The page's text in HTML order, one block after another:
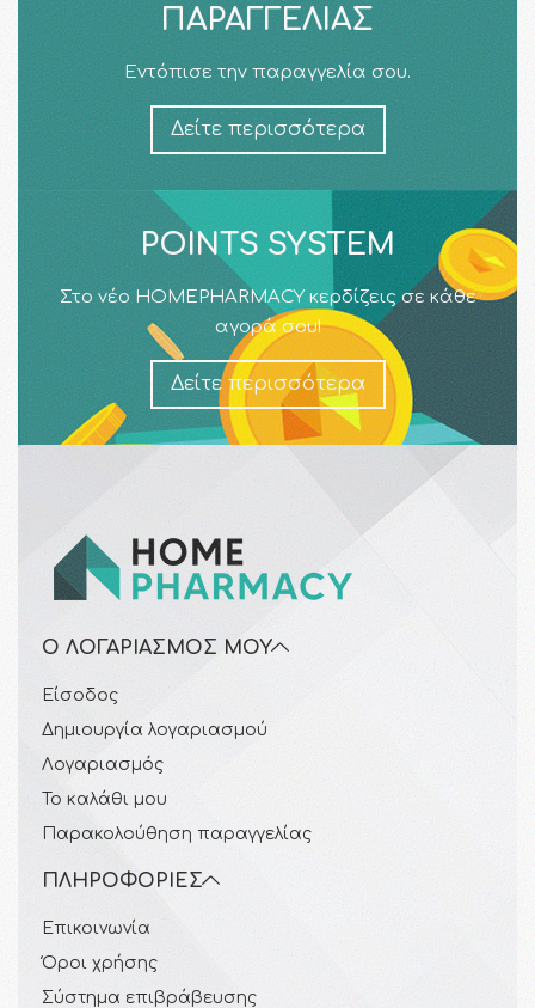
ΠΑΡΑΓΓΕΛΊΑΣ
Εντόπισε την παραγγελία σου.
Δείτε περισσότερα
POINTS SYSTEM
Στο νέο HOMEPHARMACY κερδίζεις σε κάθε
αγορά σου!
Δείτε περισσότερα
Ο ΛΟΓΑΡΙΑΣΜΌΣ ΜΟΥ
Είσοδος
Δημιουργία λογαριασμού
Λογαριασμός
Το καλάθι μου
Παρακολούθηση παραγγελίας
ΠΛΗΡΟΦΟΡΊΕΣ
Επικοινωνία
Όροι χρήσης
Σύστημα επιβράβευσης